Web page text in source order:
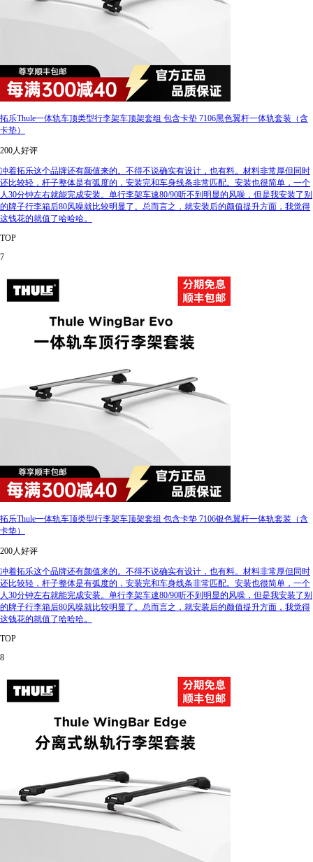
拓乐Thule一体轨车顶类型行李架车顶架套组 包含卡垫 7106黑色翼杆一体轨套装（含
卡垫）
200人好评
冲着拓乐这个品牌还有颜值来的。不得不说确实有设计，也有料。材料非常厚但同时
还比较轻，杆子整体是有弧度的，安装完和车身线条非常匹配。安装也很简单，一个
人30分钟左右就能完成安装。单行李架车速80/90听不到明显的风噪，但是我安装了别
的牌子行李箱后80风噪就比较明显了。总而言之，就安装后的颜值提升方面，我觉得
这钱花的就值了哈哈哈。
TOP
7
拓乐Thule一体轨车顶类型行李架车顶架套组 包含卡垫 7106银色翼杆一体轨套装（含
卡垫）
200人好评
冲着拓乐这个品牌还有颜值来的。不得不说确实有设计，也有料。材料非常厚但同时
还比较轻，杆子整体是有弧度的，安装完和车身线条非常匹配。安装也很简单，一个
人30分钟左右就能完成安装。单行李架车速80/90听不到明显的风噪，但是我安装了别
的牌子行李箱后80风噪就比较明显了。总而言之，就安装后的颜值提升方面，我觉得
这钱花的就值了哈哈哈。
TOP
8